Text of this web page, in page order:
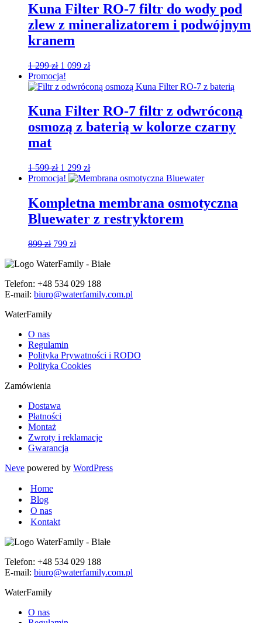
Kuna Filter RO-7 filtr do wody pod
zlew z mineralizatorem i podwójnym
kranem
1 299zł Pierwotna
cena
wynosiła:
299 zł.
1 099 złAktualna
wynosi:
099 zł.
Promocja!
Kuna Filter RO-7 filtr z odwróconą
osmozą z baterią w kolorze czarny
mat
1 599zł Pierwotna
cena
599 zł.
1 299 złAktualna
cena
299 zł.
Promocja!
Kompletna membrana osmotyczna
Bluewater z restryktorem
899zł Pierwotna
wynosiła:
799 złAktualna
wynosi:
Telefon: +48 534 029 188
E-mail: biuro@waterfamily.com.pl
WaterFamily
O nas
Regulamin
Polityka Prywatności i RODO
Polityka Cookies
Zamówienia
Dostawa
Płatności
Montaż
Zwroty i reklamacje
Gwarancja
Neve powered by WordPress
Home
Blog
O nas
Kontakt
Telefon: +48 534 029 188
E-mail: biuro@waterfamily.com.pl
WaterFamily
O nas